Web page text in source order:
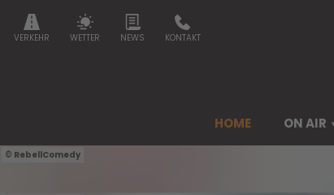
VERKEHR WETTER NEWS KONTAKT
HOME ON AIR
RebellComedy